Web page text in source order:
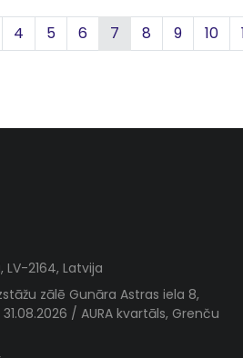
4 5 6 7 8 9 10
LV-2164, Latvija
zālē Gunāra Astras iela 8,
/ AURA kvartāls, Grenču